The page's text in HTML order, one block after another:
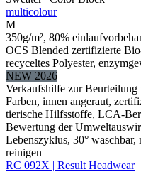
multicolour
M
350g/m², 80%
OCS Blended zertifizierte
recyceltes Polyester,
NEW 2026
Verkaufshilfe zur
Farben, innen angeraut,
tierische Hilfsstoffe, LCA-
Bewertung der
Lebenszyklus, 30°
reinigen
RC 092X | Result Headwear